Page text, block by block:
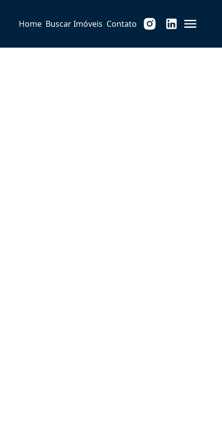
Home Buscar Imóveis Contato